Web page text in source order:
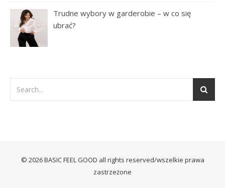
Trudne wybory w garderobie – w co się
ubrać?
© 2026 BASIC FEEL GOOD all rights reserved/wszelkie prawa
zastrzeżone